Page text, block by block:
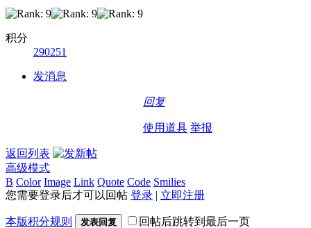
积分
290251
发消息
回复
使用道具 举报
返回列表
高级模式
B Color Image Link Quote Code Smilies
您需要登录后才可以回帖 登录 | 立即注册
本版积分规则 发表回复 回帖后跳转到最后一页